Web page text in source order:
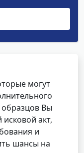
могут
Вы
акт,
и
шансы на